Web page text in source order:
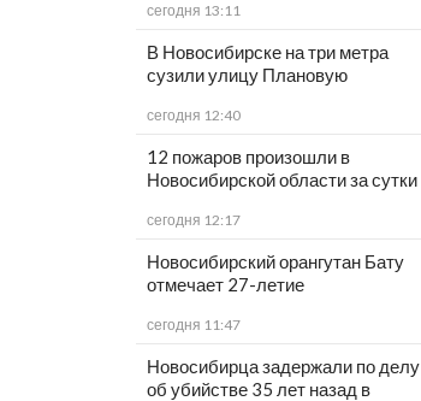
сегодня 13:11
В Новосибирске на три метра
сузили улицу Плановую
сегодня 12:40
12 пожаров произошли в
Новосибирской области за сутки
сегодня 12:17
Новосибирский орангутан Бату
отмечает 27-летие
сегодня 11:47
Новосибирца задержали по делу
об убийстве 35 лет назад в